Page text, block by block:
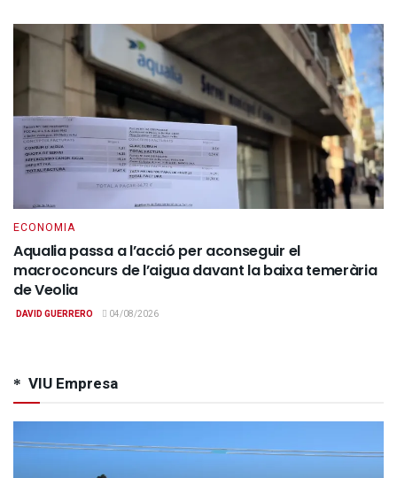
ECONOMIA
Aqualia passa a l’acció per aconseguir el
macroconcurs de l’aigua davant la baixa temerària
de Veolia
DAVID GUERRERO 04/08/2026
VIU Empresa